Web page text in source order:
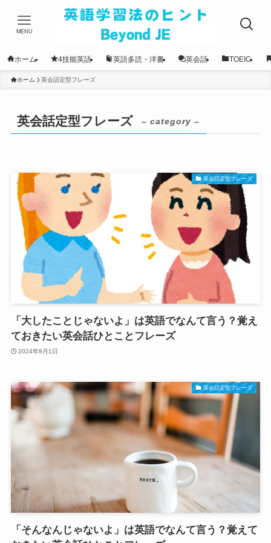
MENU
ホーム 4技能英語 英語多読・洋書 英会話 TOEIC
ホーム 英会話定型フレーズ
英会話定型フレーズ – category –
英会話定型フレーズ
「大したことじゃないよ」は英語でなんて言う？覚え
ておきたい英会話ひとことフレーズ
2024年9月1日
英会話定型フレーズ
「そんなんじゃないよ」は英語でなんて言う？覚えて